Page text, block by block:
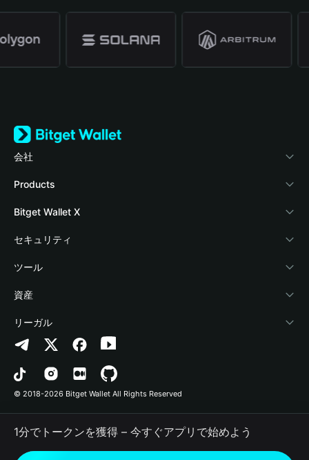
会社
Bitget Walletについて
ブログ
アカデミー
暗号資産ニュース
Help Center
お問い合わせ
ブランドリソース
キャリア
Products
Crypto Card
Stablecoin Earn
Payfi Crypto
Crypto Swap API
Altcoin Season Index
Prediction Markets
DApp
RWA
Bitget Wallet X
デベロッパー
ウォレットを接続
Bitget Wallet Pay
プロジェクトを掲載
セキュリティ
保護基金
セキュリティ技術
ツール
暗号資産を購入
認証検出
コントラクト検出
一括送金
資産
Arbitrum
Avalanche
Bitcoin
Polygon
リーガル
プライバシーポリシー
利用規約
© 2018-2026 Bitget Wallet All Rights Reserved
1分でトークンを獲得 – 今すぐアプリで始めよう